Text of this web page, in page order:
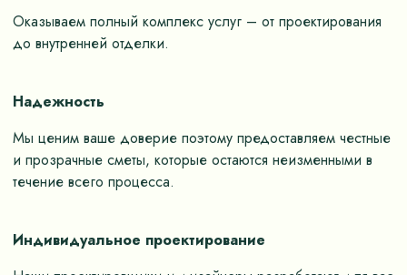
Оказываем полный комплекс услуг – от проектирования
до внутренней отделки.
Надежность
Мы ценим ваше доверие поэтому предоставляем честные
и прозрачные сметы, которые остаются неизменными в
течение всего процесса.
Индивидуальное проектирование